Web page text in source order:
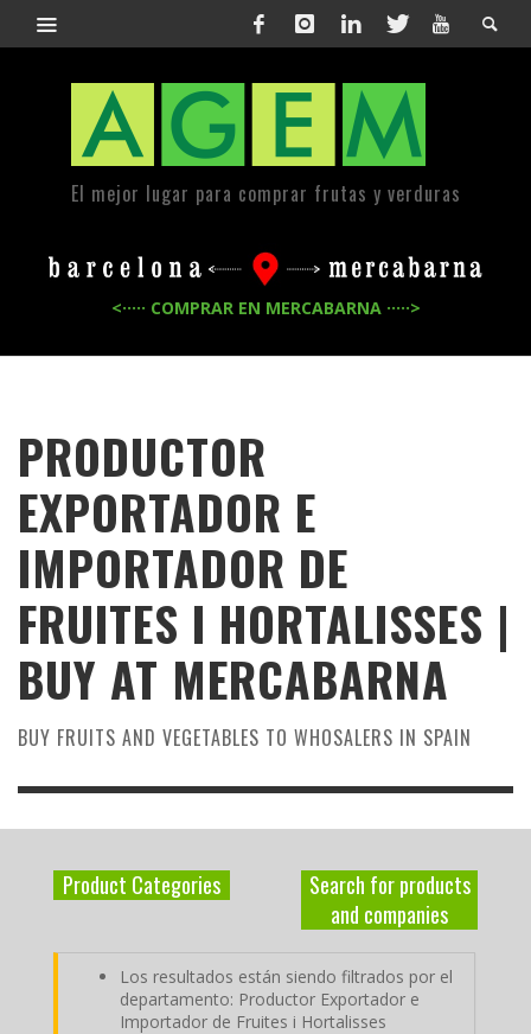
El mejor lugar para comprar frutas y verduras
<····· COMPRAR EN MERCABARNA ·····>
PRODUCTOR
EXPORTADOR E
IMPORTADOR DE
FRUITES I HORTALISSES |
BUY AT MERCABARNA
BUY FRUITS AND VEGETABLES TO WHOSALERS IN SPAIN
Product Categories
Search for products
and companies
Los resultados están siendo filtrados por el
departamento: Productor Exportador e
Importador de Fruites i Hortalisses